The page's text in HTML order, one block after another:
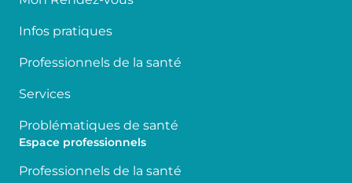
Infos pratiques
Professionnels de la santé
Services
Problématiques de santé
Espace professionnels
Professionnels de la santé